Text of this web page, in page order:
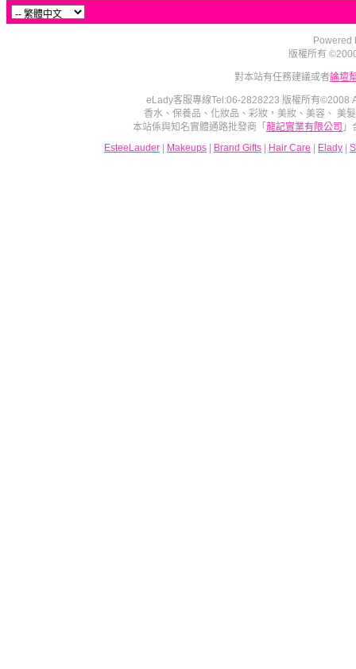
Powered
版權所有
對本站有任務建議或者論壇
eLady客服專線Tel:06-2828223 版權所有©2008
香水、保養品、化妝品、彩妝，美妝、美容、 美
本站係與知名實體通路批發商「 龍記實業有限公司
EsteeLauder
Makeups Brand Gifts Hair Care Elady